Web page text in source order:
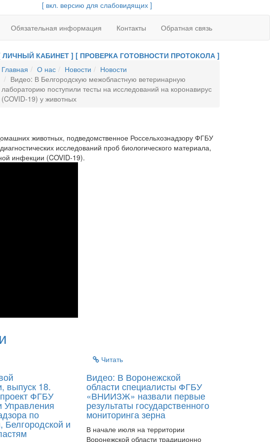
[ вкл. версию для слабовидящих ]
Обязательная информация Контакты Обратная связь
ЛИЧНЫЙ КАБИНЕТ ] [ ПРОВЕРКА ГОТОВНОСТИ ПРОТОКОЛА ]
Главная О нас Новости
Новости
Видео: В Белгородскую межобластную ветеринарную
лабораторию поступили тесты на исследований на коронавирус
(COVID-19) у животных
животных, подведомственное Россельхознадзору ФГБУ
исследований проб биологического материала,
инфекции (COVID-19).
выпуск 18.
ФГБУ
по
Белгородской и
Читать
Видео: В Воронежской
области специалисты ФГБУ
«ВНИИЗЖ» назвали первые
результаты государственного
мониторинга зерна
В начале июля на территории
Воронежской области традиционно